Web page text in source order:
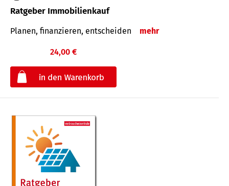
Ratgeber Immobilienkauf
Planen, finanzieren, entscheiden mehr
24,00 €